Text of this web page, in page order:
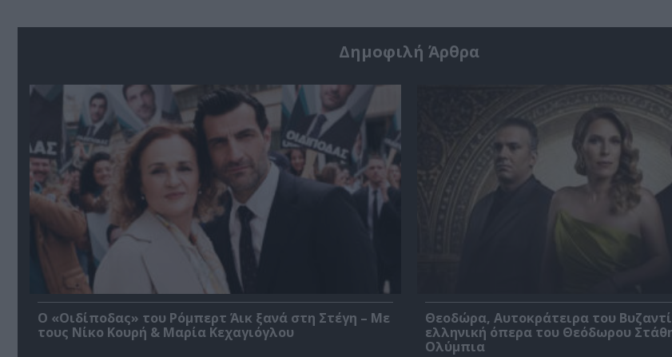
Δημοφιλή Άρθρα
O «Οιδίποδας» του Ρόμπερτ Άικ ξανά στη Στέγη – Με
τους Νίκο Κουρή & Μαρία Κεχαγιόγλου
Θεοδώρα, Αυτοκράτειρα του
ελληνική όπερα του Θεόδωρου
Ολύμπια